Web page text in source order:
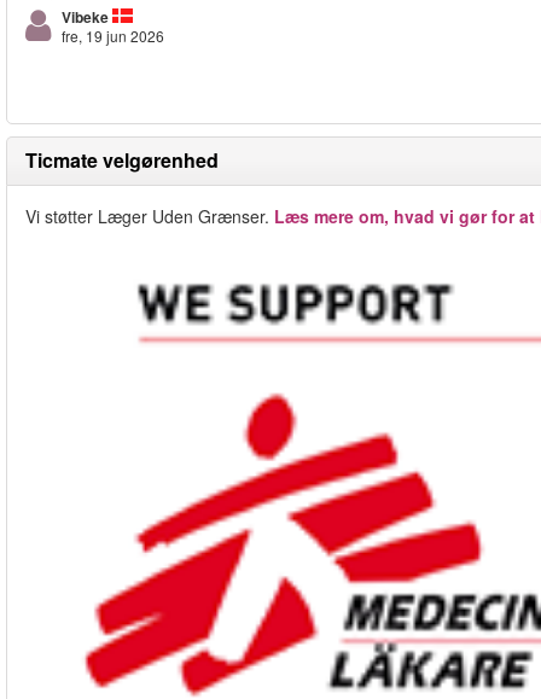
Vibeke
fre, 19 jun 2026
Ticmate velgørenhed
Vi støtter Læger Uden Grænser. Læs mere om, hvad vi gør for